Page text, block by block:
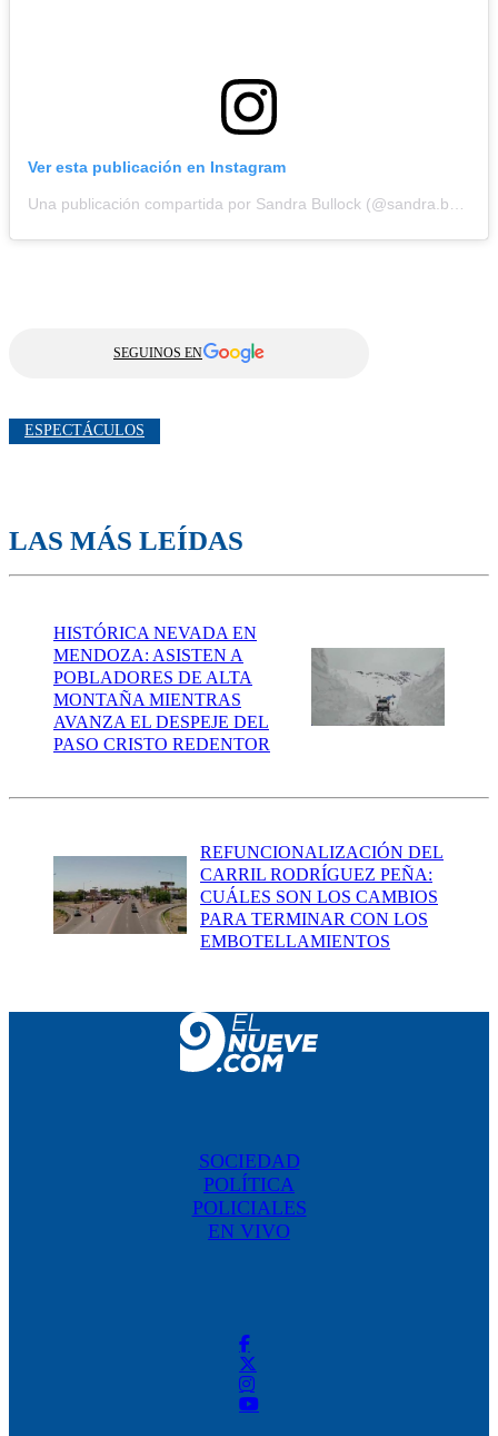
Ver esta publicación en Instagram
SEGUINOS EN
ESPECTÁCULOS
LAS MÁS LEÍDAS
HISTÓRICA NEVADA EN
MENDOZA: ASISTEN A
POBLADORES DE ALTA
MONTAÑA MIENTRAS
AVANZA EL DESPEJE DEL
PASO CRISTO REDENTOR
REFUNCIONALIZACIÓN DEL
CARRIL RODRÍGUEZ PEÑA:
CUÁLES SON LOS CAMBIOS
PARA TERMINAR CON LOS
EMBOTELLAMIENTOS
SOCIEDAD
POLÍTICA
POLICIALES
EN VIVO